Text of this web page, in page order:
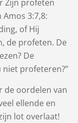
Zijn profeten
3:7,8:
of Hij
de ​profeten. De
De
niet profeteren?”
de oordelen van
ellende en
lot overlaat!